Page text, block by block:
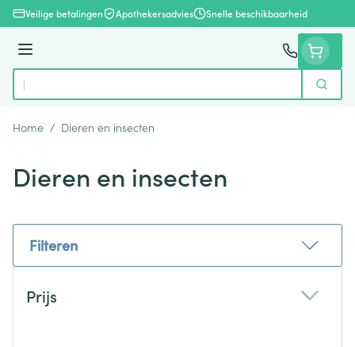
Ga naar de inhoud
Veilige betalingen Apothekersadvies Snelle beschikbaarheid
Menu
Product, merk, categorie...
Zoek
Home / Dieren en insecten
Dieren en insecten
Filteren
Prijs